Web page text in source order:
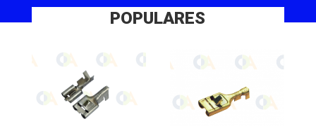
POPULARES